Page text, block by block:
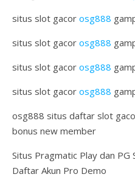
situs slot gacor osg888
situs slot gacor osg888
situs slot gacor osg888
situs slot gacor osg888
osg888 situs daftar slot
bonus new member
Situs Pragmatic Play dan PG
Daftar Akun Pro Demo